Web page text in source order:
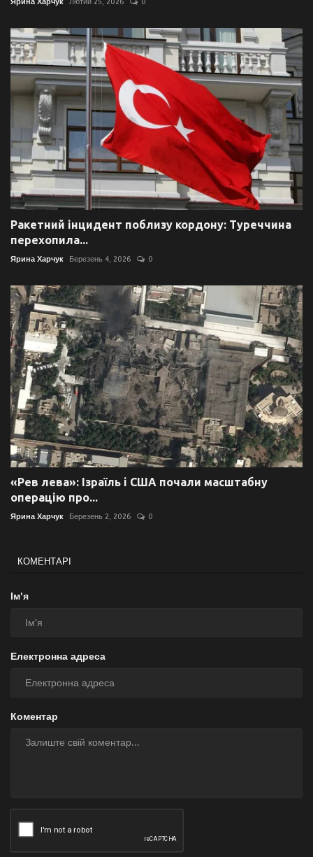
Ракетний інцидент поблизу кордону: Туреччина
перехопила...
Ярина Харчук Березень 4, 2026 0
«Рев лева»: Ізраїль і США почали масштабну
операцію про...
Ярина Харчук Березень 2, 2026 0
КОМЕНТАРІ
Ім'я
Електронна адреса
Коментар